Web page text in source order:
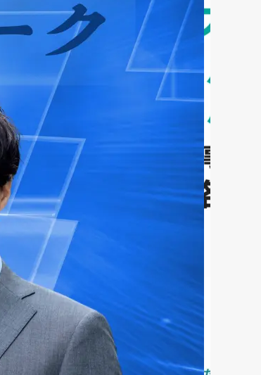
ファクタリング
ペイトナーファクタリングの活用
法｜中小企業・個...
2026年8月5日